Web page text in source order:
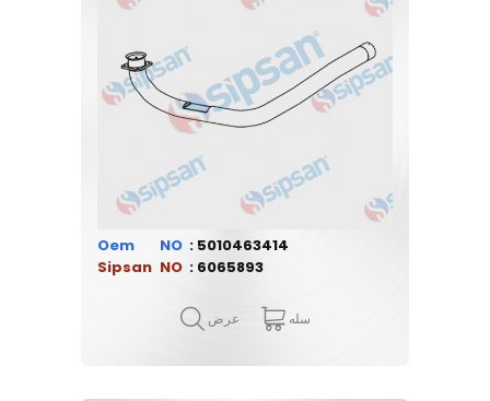
Oem
5010463414
Sipsan
6065893
عرض سله